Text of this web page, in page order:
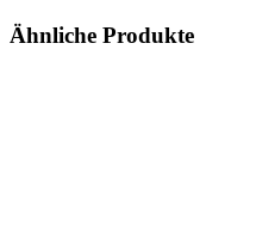
Ähnliche Produkte